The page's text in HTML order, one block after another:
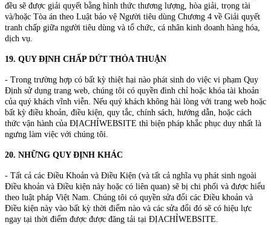
đều sẽ được giải quyết bằng hình thức thương lượng, hòa giải, trọng tài
và/hoặc Tòa án theo Luật bảo vệ Người tiêu dùng Chương 4 về Giải quyết
tranh chấp giữa người tiêu dùng và tổ chức, cá nhân kinh doanh hàng hóa,
dịch vụ.
19. QUY ĐỊNH CHẤP DỨT THỎA THUẬN
- Trong trường hợp có bất kỳ thiệt hại nào phát sinh do việc vi phạm Quy
Định sử dụng trang web, chúng tôi có quyền đình chỉ hoặc khóa tài khoản
của quý khách vĩnh viễn. Nếu quý khách không hài lòng với trang web hoặc
bất kỳ điều khoản, điều kiện, quy tắc, chính sách, hướng dẫn, hoặc cách
thức vận hành của ĐỊACHỈWEBSITE thì biện pháp khắc phục duy nhất là
ngưng làm việc với chúng tôi.
20. NHỮNG QUY ĐỊNH KHÁC
- Tất cả các Điều Khoản và Điều Kiện (và tất cả nghĩa vụ phát sinh ngoài
Điều khoản và Điều kiện này hoặc có liên quan) sẽ bị chi phối và được hiểu
theo luật pháp Việt Nam. Chúng tôi có quyền sửa đổi các Điều khoản và
Điều kiện này vào bất kỳ thời điểm nào và các sửa đổi đó sẽ có hiệu lực
ngay tại thời điểm được được đăng tải tại ĐỊACHỈWEBSITE.